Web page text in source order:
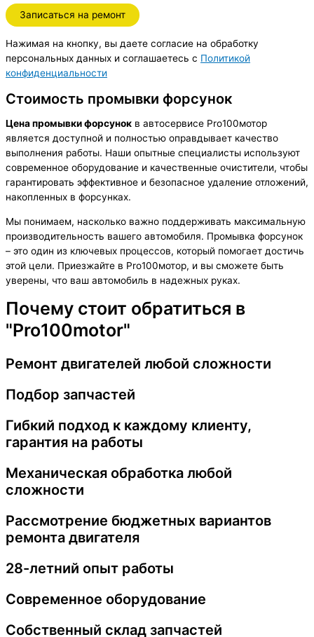
Нажимая на кнопку, вы даете согласие на обработку
персональных данных и соглашаетесь c Политикой
конфиденциальности
Стоимость промывки форсунок
Цена промывки форсунок в автосервисе Pro100мотор
является доступной и полностью оправдывает качество
выполнения работы. Наши опытные специалисты используют
современное оборудование и качественные очистители, чтобы
гарантировать эффективное и безопасное удаление отложений,
накопленных в форсунках.
Мы понимаем, насколько важно поддерживать максимальную
производительность вашего автомобиля. Промывка форсунок
– это один из ключевых процессов, который помогает достичь
этой цели. Приезжайте в Pro100мотор, и вы сможете быть
уверены, что ваш автомобиль в надежных руках.
Почему стоит обратиться в
"Pro100motor"
Ремонт двигателей любой сложности
Подбор запчастей
Гибкий подход к каждому клиенту,
гарантия на работы
Механическая обработка любой
сложности
Рассмотрение бюджетных вариантов
ремонта двигателя
28-летний опыт работы
Современное оборудование
Собственный склад запчастей